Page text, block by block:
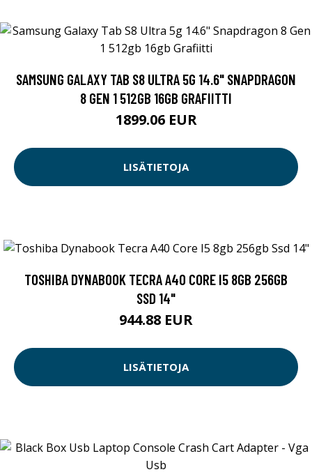
SAMSUNG GALAXY TAB S8 ULTRA 5G 14.6" SNAPDRAGON
8 GEN 1 512GB 16GB GRAFIITTI
1899.06 EUR
LISÄTIETOJA
TOSHIBA DYNABOOK TECRA A40 CORE I5 8GB 256GB
SSD 14"
944.88 EUR
LISÄTIETOJA